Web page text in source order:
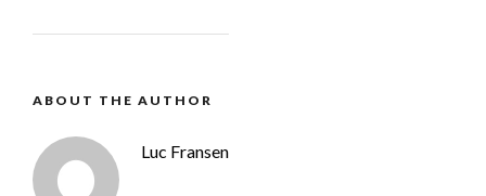
ABOUT THE AUTHOR
Luc Fransen